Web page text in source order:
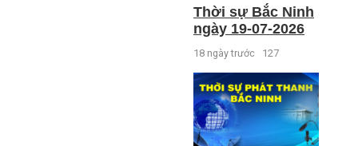
Thời sự Bắc Ninh
ngày 19-07-2026
18 ngày trước 127